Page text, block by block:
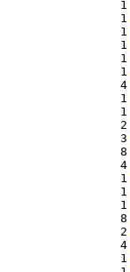
  1
  1
  1
  1
  1
  1
  4
  1
  1
  2
  3
  8
  4
  1
  1
  1
  8
  2
  4
  1